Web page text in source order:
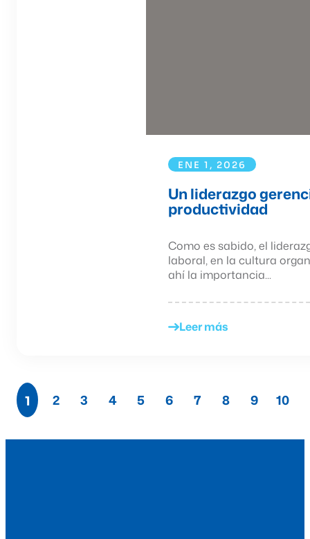
ENE 1, 2026
Un liderazgo
productividad
Como es sabido, el
laboral, en la cultura
ahí la importancia...
Leer más
1 2 3 4 5 6 7 8 9 10